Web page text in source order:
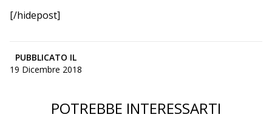
[/hidepost]
PUBBLICATO IL
19 Dicembre 2018
POTREBBE INTERESSARTI